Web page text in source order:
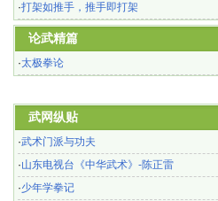
·打架如推手，推手即打架
论武精篇
·太极拳论
武网纵贴
·武术门派与功夫
·山东电视台《中华武术》-陈正雷
·少年学拳记